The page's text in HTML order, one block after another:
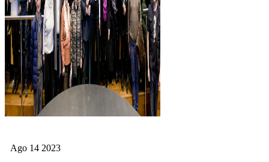
Ago 14 2023